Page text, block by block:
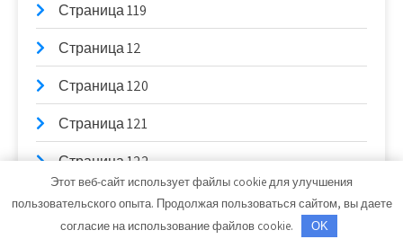
Страница 119
Страница 12
Страница 120
Страница 121
Страница 122
Страница 123
Этот веб-сайт использует файлы cookie для улучшения
пользовательского опыта. Продолжая пользоваться сайтом, вы даете
согласие на использование файлов cookie.
OK